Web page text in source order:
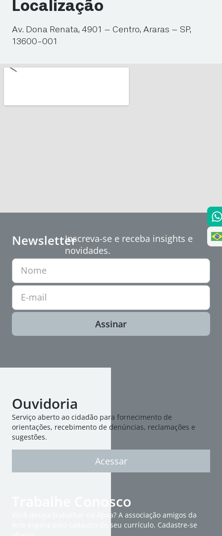
Localização
Av. Dona Renata, 4901 – Centro, Araras – SP,
13600-001
NewsletterInscreva-se e receba insights e
novidades.
Nome
E-mail
Assinar
Ouvidoria
Serviço aberto ao cidadão para fornecimento de
orientações, recebimento de denúncias, reclamações e
sugestões.
Acessar
Trabalhe Conosco
Você deseja trabalhar na Apaa? A associação amigos da
Arte espera pelo cadastro do seu currículo. Cadastre-se